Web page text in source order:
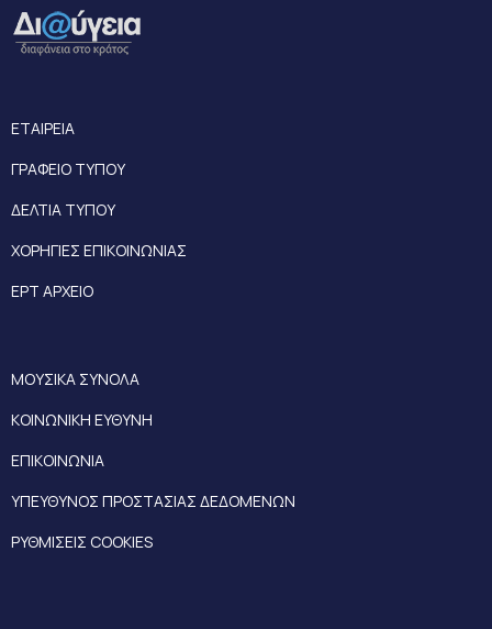
ΕΤΑΙΡΕΙΑ
ΓΡΑΦΕΙΟ ΤΥΠΟΥ
ΔΕΛΤΙΑ ΤΥΠΟΥ
ΧΟΡΗΓΙΕΣ ΕΠΙΚΟΙΝΩΝΙΑΣ
ΕΡΤ ΑΡΧΕΙΟ
ΜΟΥΣΙΚΑ ΣΥΝΟΛΑ
ΚΟΙΝΩΝΙΚΗ ΕΥΘΥΝΗ
ΕΠΙΚΟΙΝΩΝΙΑ
ΥΠΕΥΘΥΝΟΣ ΠΡΟΣΤΑΣΙΑΣ ΔΕΔΟΜΕΝΩΝ
ΡΥΘΜΙΣΕΙΣ COOKIES